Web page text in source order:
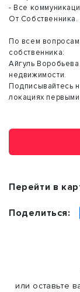
- Все
От Собственника.
По всем
собственника:
Айгуль
недвижимости.
Подписывайтесь
локациях
Перейти в
Поделиться:
или оставьте